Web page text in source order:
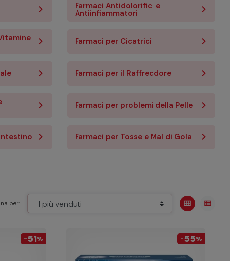
Farmaci Antidolorifici e
Antiinfiammatori
Farmaci per Cicatrici
Farmaci per il Raffreddore
Farmaci per problemi della Pelle
Farmaci per Tosse e Mal di Gola
per: view_module view_list
-51% -55%